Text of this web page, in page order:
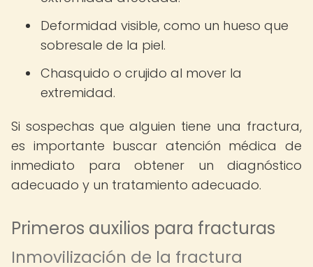
Deformidad visible, como un hueso que
sobresale de la piel.
Chasquido o crujido al mover la
extremidad.
Si sospechas que alguien tiene una fractura,
es importante buscar atención médica de
inmediato para obtener un diagnóstico
adecuado y un tratamiento adecuado.
Primeros auxilios para fracturas
Inmovilización de la fractura